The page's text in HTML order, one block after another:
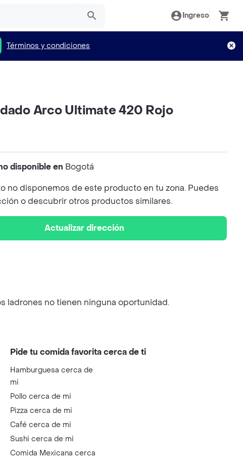
Ingreso
Términos y condiciones
Arco Ultimate 420 Rojo
disponible en Bogotá
no disponemos de este producto en tu zona. Puedes
o descubrir otros productos similares.
Actualizar dirección
ladrones no tienen ninguna oportunidad.
Pide tu comida favorita cerca de ti
Hamburguesa cerca de
mi
Pollo cerca de mi
Pizza cerca de mi
Café cerca de mi
Sushi cerca de mi
Comida Mexicana cerca